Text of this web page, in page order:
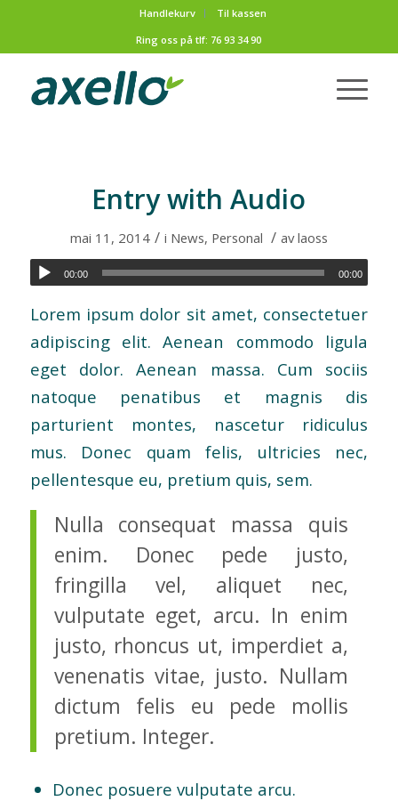
Handlekurv
Til kassen
Ring oss på tlf: 76 93 34 90
Entry with Audio
mai 11, 2014 / i News, Personal / avlaoss
00:00 00:00
Lorem ipsum dolor sit amet, consectetuer
adipiscing elit. Aenean commodo ligula
eget dolor. Aenean massa. Cum sociis
natoque penatibus et magnis dis
parturient montes, nascetur ridiculus
mus. Donec quam felis, ultricies nec,
pellentesque eu, pretium quis, sem.
Nulla consequat massa quis
enim. Donec pede justo,
fringilla vel, aliquet nec,
vulputate eget, arcu. In enim
justo, rhoncus ut, imperdiet a,
venenatis vitae, justo. Nullam
dictum felis eu pede mollis
pretium. Integer.
Donec posuere vulputate arcu.